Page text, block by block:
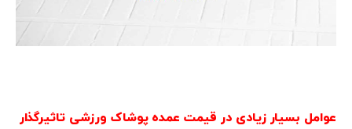
عوامل بسیار زیادی در قیمت عمده پوشاک ورزشی تاثیرگذار